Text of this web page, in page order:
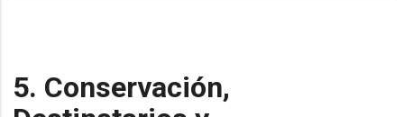
5. Conservación,